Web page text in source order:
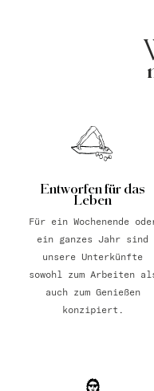
Entworfen für das
Leben
Für ein Wochenende
ein ganzes Jahr sind
unsere Unterkünfte
sowohl zum Arbeiten
auch zum Genießen
konzipiert.